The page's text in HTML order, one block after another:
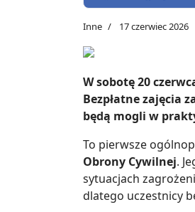
Inne 17 czerwiec 2026
W sobotę 20
Bezpłatne zajęcia
będą mogli w
To pierwsze
Obrony Cywilnej.
sytuacjach
dlatego uczestnicy